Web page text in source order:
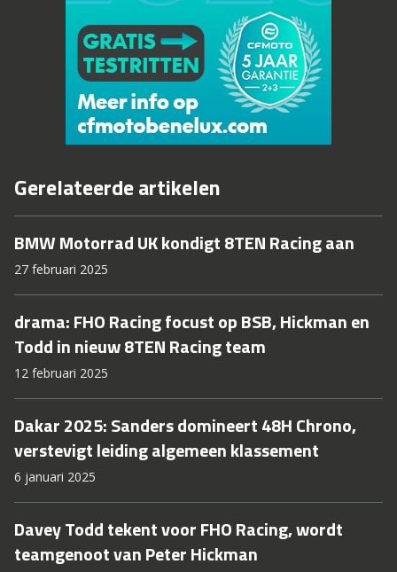
Gerelateerde artikelen
BMW Motorrad UK kondigt 8TEN Racing aan
27 februari 2025
drama: FHO Racing focust op BSB, Hickman en
Todd in nieuw 8TEN Racing team
12 februari 2025
Dakar 2025: Sanders domineert 48H Chrono,
verstevigt leiding algemeen klassement
6 januari 2025
Davey Todd tekent voor FHO Racing, wordt
teamgenoot van Peter Hickman